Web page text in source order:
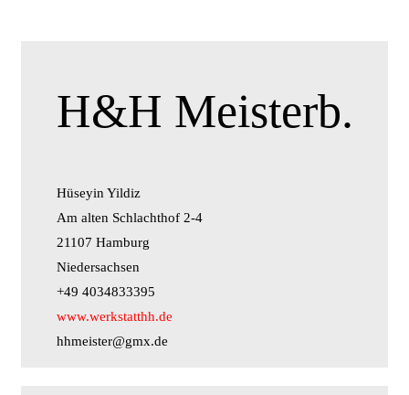
H&H Meisterb.
Hüseyin Yildiz
Am alten Schlachthof 2-4
21107 Hamburg
Niedersachsen
+49 4034833395
www.werkstatthh.de
hhmeister@gmx.de